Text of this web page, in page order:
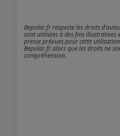
Bepolar.fr respecte les droits
sont utilisées à des fins illustratives
presse prévues pour cette
Bepolar.fr alors que les droits ne
compréhension.